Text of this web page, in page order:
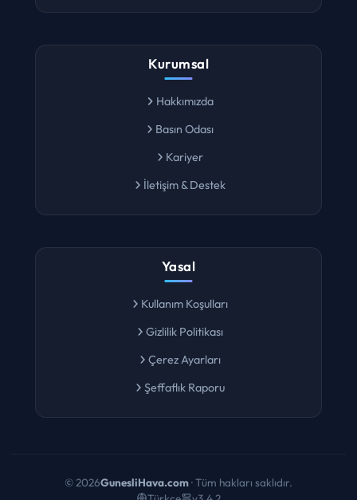
Kurumsal
Hakkımızda
Basın Odası
Kariyer
İletişim & Destek
Yasal
Kullanım Koşulları
Gizlilik Politikası
Çerez Ayarları
Şeffaflık Raporu
© 2026GunesliHava.com· Tüm hakları saklıdır.